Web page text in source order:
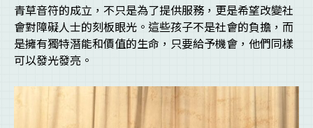
青草音符的成立，不只是為了提供服務，更是希望改變社
會對障礙人士的刻板眼光。這些孩子不是社會的負擔，而
是擁有獨特潛能和價值的生命，只要給予機會，他們同樣
可以發光發亮。